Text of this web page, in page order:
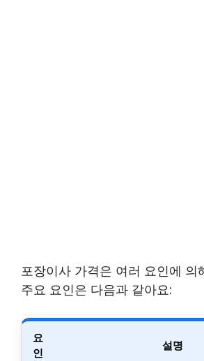
포장이사 가격은 여러 요인에 의
주요 요인은 다음과 같아요:
요
인
설명